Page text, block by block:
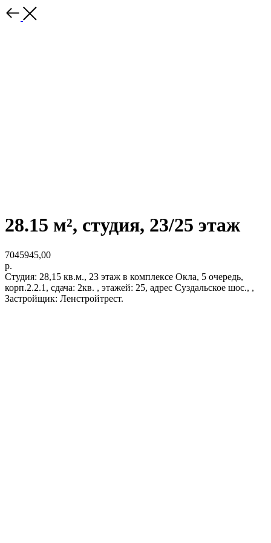
28.15 м², студия, 23/25 этаж
7045945,00
р.
Студия: 28,15 кв.м., 23 этаж в комплексе Окла, 5 очередь,
корп.2.2.1, сдача: 2кв. , этажей: 25, адрес Суздальское шос., ,
Застройщик: Ленстройтрест.